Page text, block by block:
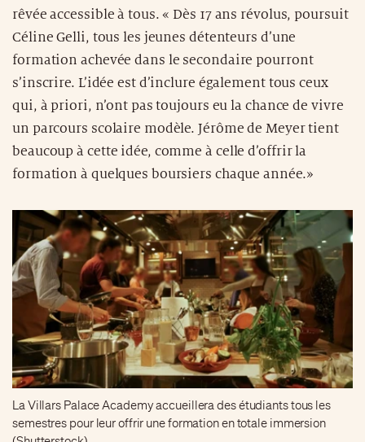
rêvée accessible à tous. « Dès 17 ans révolus, poursuit
Céline Gelli, tous les jeunes détenteurs d’une
formation achevée dans le secondaire pourront
s’inscrire. L’idée est d’inclure également tous ceux
qui, à priori, n’ont pas toujours eu la chance de vivre
un parcours scolaire modèle. Jérôme de Meyer tient
beaucoup à cette idée, comme à celle d’offrir la
formation à quelques boursiers chaque année.»
La Villars Palace Academy accueillera des étudiants tous les
semestres pour leur offrir une formation en totale immersion